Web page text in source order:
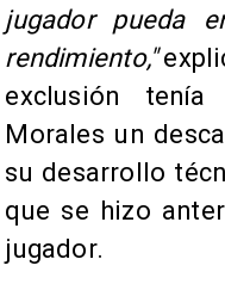
jugador pueda
rendimiento,"
exclusión
Morales un
su desarrollo
que se hizo
jugador.